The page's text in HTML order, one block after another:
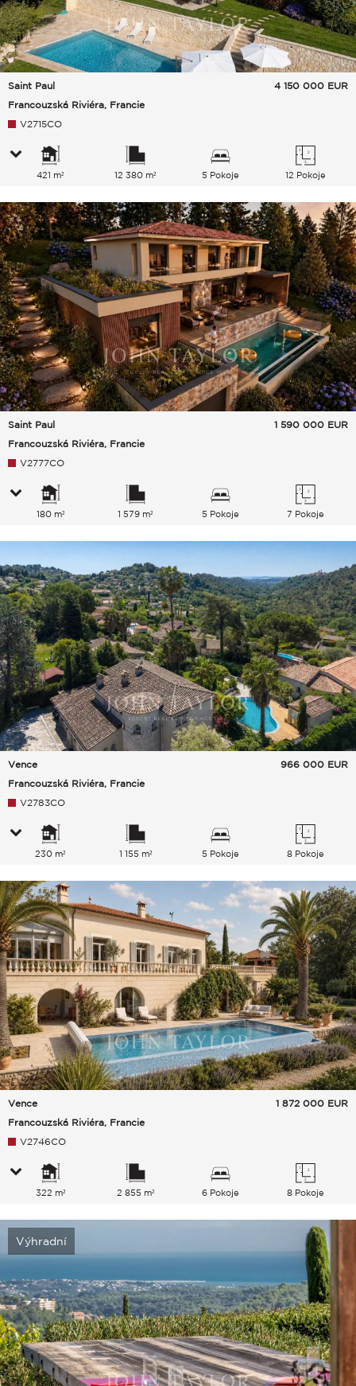
Saint Paul
Francouzská Riviéra, Francie
4 150 000 EUR
V2715CO
421 m² 12 380 m² 5 Pokoje 12 Pokoje
Saint Paul
Francouzská Riviéra, Francie
1 590 000 EUR
V2777CO
180 m² 1 579 m² 5 Pokoje 7 Pokoje
Vence
Francouzská Riviéra, Francie
966 000 EUR
V2783CO
230 m² 1 155 m² 5 Pokoje 8 Pokoje
Vence
Francouzská Riviéra, Francie
1 872 000 EUR
V2746CO
322 m² 2 855 m² 6 Pokoje 8 Pokoje
Výhradní